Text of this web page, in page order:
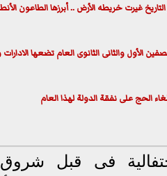
الأول والثانى الثانوى العام تضعها
الحج على نفقة الدولة لهذا العام
فى قبل